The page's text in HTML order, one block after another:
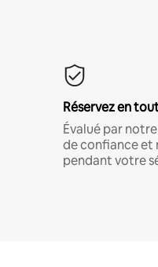
Réservez en
Évalué par
de confiance et
pendant votre